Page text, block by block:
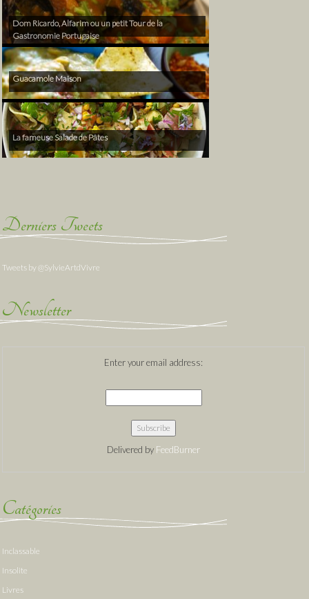
Dom Ricardo, Alfarim ou un petit Tour de la
Gastronomie Portugaise
Guacamole Maison
La fameuse Salade de Pâtes
Derniers Tweets
Tweets by @SylvieArtdVivre
Newsletter
Enter your email address:
Delivered by FeedBurner
Catégories
Inclassable
Insolite
Livres